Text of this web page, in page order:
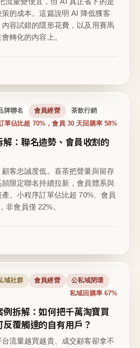
的成本。這篇說明 AI 降低獲客
容試錯的隱形花費，以及用賽馬
轉化的內容上。
牌聯名 會員經營 茶飲行銷
單佔比超 70%，會員 30 天回購率 58%
：聯名造勢、會員收割的
客忠誠度低。喜茶把聲量與留存
限定聯名持續拉新，會員體系與
。小程序訂單佔比超 70%、會員
非會員僅 22%。
域社群 會員經營 公私域閉環
私域回購率 67%
拆解：如何把千萬淘寶買
覆觸達的自有用戶？
流量越買越貴、成交顧客卻拿不